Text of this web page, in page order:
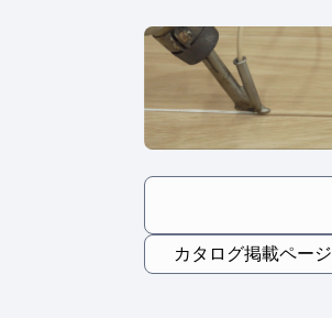
カタログ掲載ページ